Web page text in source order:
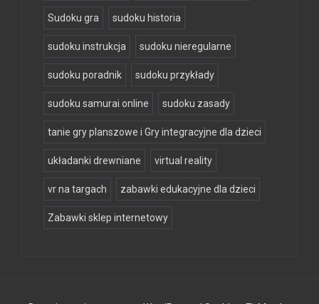
Sudoku gra sudoku historia
sudoku instrukcja sudoku nieregularne
sudoku poradnik sudoku przykłady
sudoku samurai online sudoku zasady
tanie gry planszowe i Gry integracyjne dla dzieci
układanki drewniane virtual reality
vr na targach zabawki edukacyjne dla dzieci
Zabawki sklep internetowy